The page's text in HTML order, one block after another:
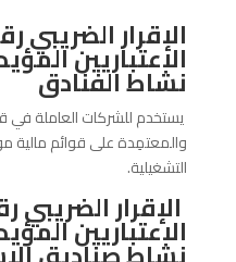
الاعتباريين
نشاط الفنادق
يستخدم للشركات العاملة في
والمعتمِدة على قوائم مالية
التشغيلية.
الاعتباريين